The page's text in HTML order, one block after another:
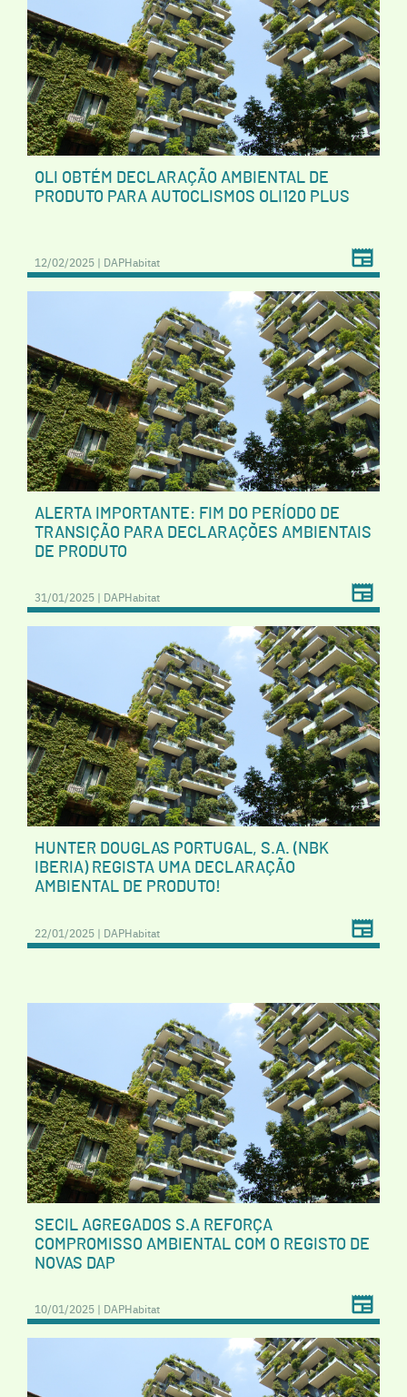
OLI OBTÉM DECLARAÇÃO AMBIENTAL DE
PRODUTO PARA AUTOCLISMOS OLI120 PLUS
12/02/2025 | DAPHabitat
ALERTA IMPORTANTE: FIM DO PERÍODO DE
TRANSIÇÃO PARA DECLARAÇÕES AMBIENTAIS
DE PRODUTO
31/01/2025 | DAPHabitat
HUNTER DOUGLAS PORTUGAL, S.A. (NBK
IBERIA) REGISTA UMA DECLARAÇÃO
AMBIENTAL DE PRODUTO!
22/01/2025 | DAPHabitat
SECIL AGREGADOS S.A REFORÇA
COMPROMISSO AMBIENTAL COM O REGISTO DE
NOVAS DAP
10/01/2025 | DAPHabitat